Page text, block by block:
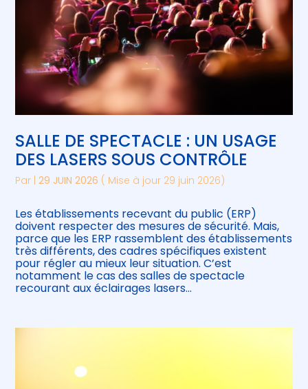
SALLE DE SPECTACLE : UN USAGE
DES LASERS SOUS CONTRÔLE
Par |29 JUIN 2026 ( Mise à jour 29 juin 2026)
Les établissements recevant du public (ERP)
doivent respecter des mesures de sécurité. Mais,
parce que les ERP rassemblent des établissements
très différents, des cadres spécifiques existent
pour régler au mieux leur situation. C’est
notamment le cas des salles de spectacle
recourant aux éclairages lasers…